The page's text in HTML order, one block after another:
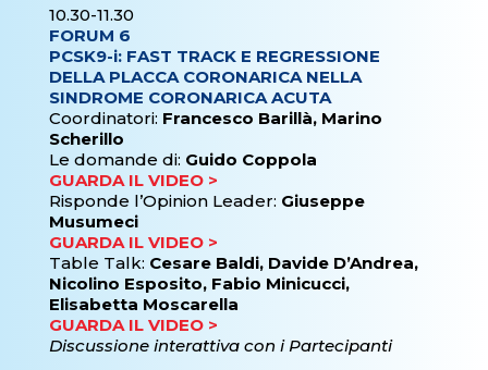
10.30-11.30
FORUM 6
PCSK9-i: FAST TRACK E REGRESSIONE
DELLA PLACCA CORONARICA NELLA
SINDROME CORONARICA ACUTA
Coordinatori: Francesco Barillà, Marino
Scherillo
Le domande di: Guido Coppola
GUARDA IL VIDEO >
Risponde l’Opinion Leader: Giuseppe
Musumeci
GUARDA IL VIDEO >
Table Talk: Cesare Baldi, Davide D’Andrea,
Nicolino Esposito, Fabio Minicucci,
Elisabetta Moscarella
GUARDA IL VIDEO >
Discussione interattiva con i Partecipanti